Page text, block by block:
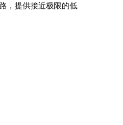
，提供接近极限的低